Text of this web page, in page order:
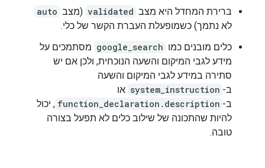
ברירת המחדל היא מצב validated (מצב auto
לא נתמך) כשמופעלת העברת הקשר של כלי.
כלים מובנים כמו google_search מסתמכים על
מידע לגבי המיקום והשעה הנוכחית, ולכן אם יש
סתירה במידע לגבי המיקום והשעה
ב- system_instruction או
ב- function_declaration.description , יכול
להיות שהתכונה של שילוב כלים לא תפעל בצורה
טובה.